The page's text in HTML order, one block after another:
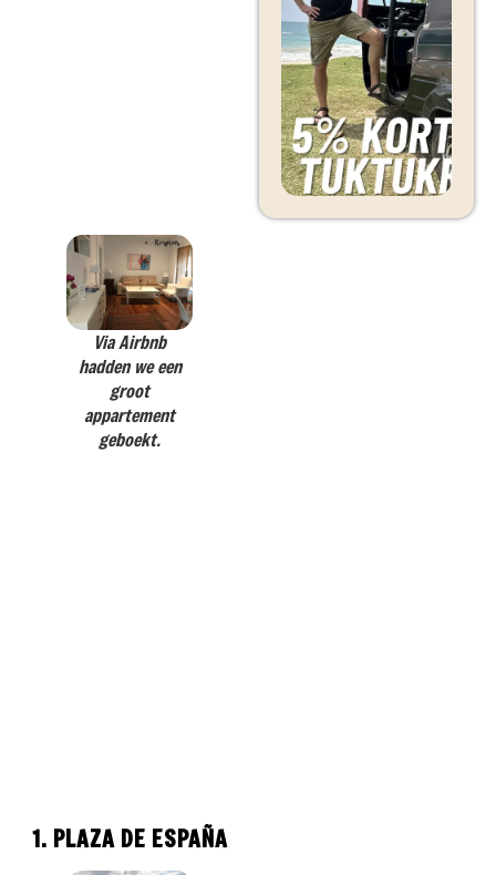
Via Airbnb
hadden we een
groot
appartement
geboekt.
1. PLAZA DE ESPAÑA